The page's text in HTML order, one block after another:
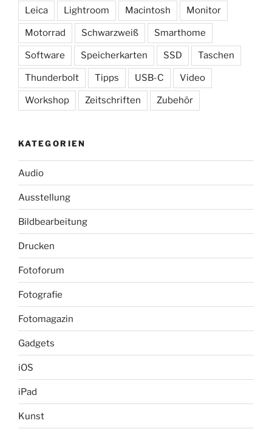
Leica Lightroom Macintosh Monitor
Motorrad Schwarzweiß Smarthome
Software Speicherkarten SSD Taschen
Thunderbolt Tipps USB-C Video
Workshop Zeitschriften Zubehör
KATEGORIEN
Audio
Ausstellung
Bildbearbeitung
Drucken
Fotoforum
Fotografie
Fotomagazin
Gadgets
iOS
iPad
Kunst